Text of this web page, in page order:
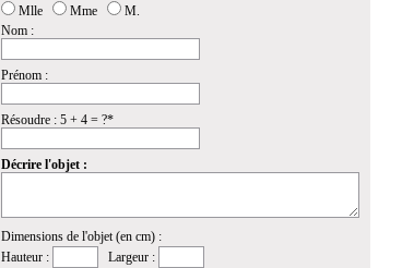
Mlle
Mme
M.
Nom :
Prénom :
Résoudre : 5 + 4 = ?*
Décrire l'objet :
Dimensions de l'objet (en cm) :
Hauteur :
Largeur :